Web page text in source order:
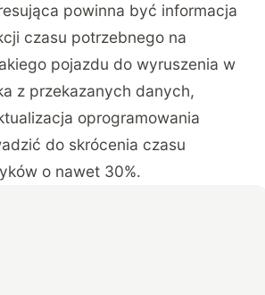
powinna być informacja
czasu potrzebnego na
pojazdu do wyruszenia w
z przekazanych danych,
oprogramowania
do skrócenia czasu
o nawet 30%.